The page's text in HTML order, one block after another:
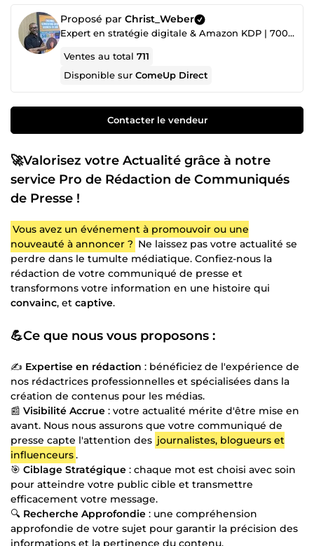
Proposé par Christ_Weber
Expert en stratégie digitale & Amazon KDP | 700+ projets réalisés ✅
Ventes au total711
Disponible surComeUp Direct
Contacter le vendeur
🚀Valorisez votre Actualité grâce à notre
service Pro de Rédaction de Communiqués
de Presse !
Vous avez un événement à promouvoir ou une
nouveauté à annoncer ? Ne laissez pas votre actualité se
perdre dans le tumulte médiatique. Confiez-nous la
rédaction de votre communiqué de presse et
transformons votre information en une histoire qui
convainc, et captive.
💪Ce que nous vous proposons :
✍️ Expertise en rédaction : bénéficiez de l'expérience de
nos rédactrices professionnelles et spécialisées dans la
création de contenus pour les médias.
📰 Visibilité Accrue : votre actualité mérite d'être mise en
avant. Nous nous assurons que votre communiqué de
presse capte l'attention des journalistes, blogueurs et
influenceurs.
🎯 Ciblage Stratégique : chaque mot est choisi avec soin
pour atteindre votre public cible et transmettre
efficacement votre message.
🔍 Recherche Approfondie : une compréhension
approfondie de votre sujet pour garantir la précision des
informations et la pertinence du contenu.